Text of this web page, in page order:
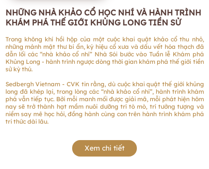
Trong không khí hồi hộp của một cuộc khai quật khảo cổ thu nhỏ,
những mảnh mật thư bí ẩn, ký hiệu cổ xưa và dấu vết hóa thạch đã
dẫn lối các “nhà khảo cổ nhí” Nhà Sói bước vào Tuần lễ Khám phá
Khủng Long - hành trình ngược dòng thời gian khám phá thế giới tiền
sử kỳ thú.
Sedbergh Vietnam - CVK tin rằng, dù cuộc khai quật thế giới khủng
long đã khép lại, trong lòng các “nhà khảo cổ nhí”, hành trình khám
phá vẫn tiếp tục. Bởi mỗi manh mối được giải mã, mỗi phát hiện hôm
nay sẽ trở thành hạt mầm nuôi dưỡng trí tò mò, trí tưởng tượng và
niềm say mê học hỏi, đồng hành cùng con trên hành trình khám phá
tri thức dài lâu.
NHỮNG NHÀ KHẢO CỔ HỌC NHÍ VÀ HÀNH TRÌNH
KHÁM PHÁ THẾ GIỚI KHỦNG LONG TIỀN SỬ
Xem chi tiết